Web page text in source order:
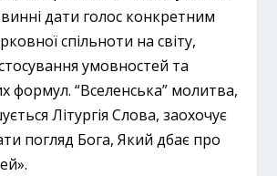
дати голос конкретним
спільноти на світу,
умовностей та
формул. “Вселенська” молитва,
Літургія Слова, заохочує
погляд Бога, Який дбає про